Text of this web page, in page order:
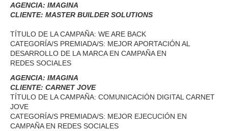
AGENCIA: IMAGINA
CLIENTE: MASTER BUILDER SOLUTIONS
TÍTULO DE LA CAMPAÑA: WE ARE BACK
CATEGORÍA/S PREMIADA/S: MEJOR APORTACIÓN AL
DESARROLLO DE LA MARCA EN CAMPAÑA EN
REDES SOCIALES
AGENCIA: IMAGINA
CLIENTE: CARNET JOVE
TÍTULO DE LA CAMPAÑA: COMUNICACIÓN DIGITAL CARNET
JOVE
CATEGORÍA/S PREMIADA/S: MEJOR EJECUCIÓN EN
CAMPAÑA EN REDES SOCIALES